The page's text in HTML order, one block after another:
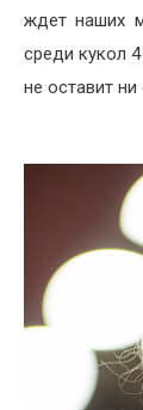
ждет наших
среди кукол
не оставит